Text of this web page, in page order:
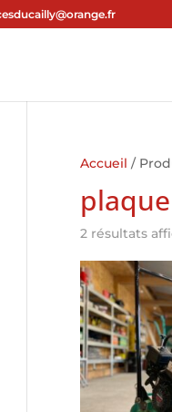
Accueil /
2 résultats